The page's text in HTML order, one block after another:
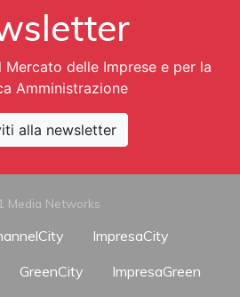
Mercato delle Imprese e per la
Amministrazione
alla newsletter
Media Networks
ImpresaCity
GreenCity
ImpresaGreen